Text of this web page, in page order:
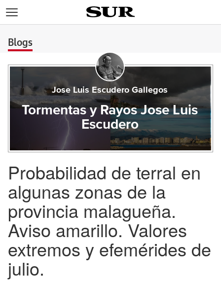
Blogs
Jose Luis Escudero Gallegos
Tormentas y Rayos Jose Luis
Escudero
Probabilidad de terral en
algunas zonas de la
provincia malagueña.
Aviso amarillo. Valores
extremos y efemérides de
julio.